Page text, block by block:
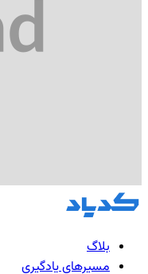
بلاگ
مسیرهای یادگیری